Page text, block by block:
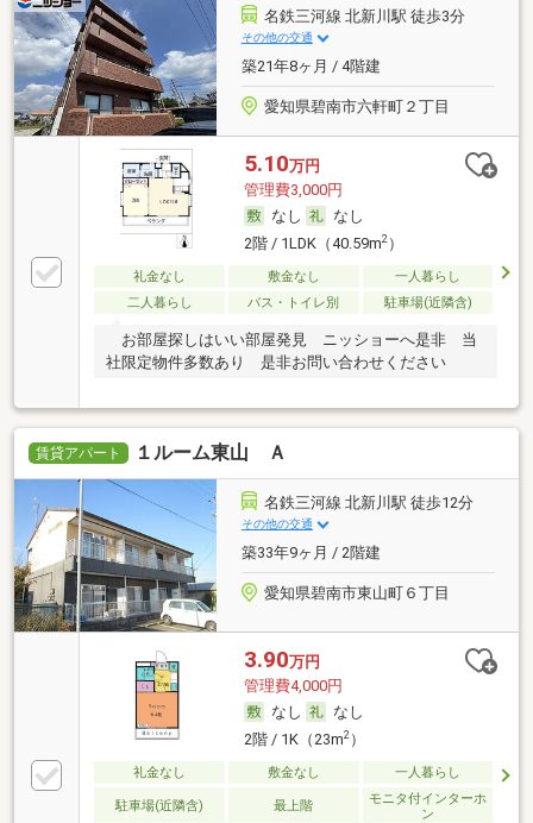
名鉄三河線 北新川駅 徒歩3分
その他の交通
築21年8ヶ月 / 4階建
愛知県碧南市六軒町２丁目
5.10万円
管理費3,000円
なし
なし
2階 / 1LDK（40.59m2）
礼金なし 敷金なし
一人暮らし
二人暮らし
バス・トイレ別 駐車場(近隣含)
お部屋探しはいい部屋発見 ニッショーへ是非 当
社限定物件多数あり 是非お問い合わせください
賃貸アパート １ルーム東山 Ａ
名鉄三河線 北新川駅 徒歩12分
その他の交通
築33年9ヶ月 / 2階建
愛知県碧南市東山町６丁目
3.90万円
管理費4,000円
なし
なし
2階 / 1K（23m2）
礼金なし 敷金なし 一人暮らし
駐車場(近隣含) 最上階
モニタ付インターホ
ン